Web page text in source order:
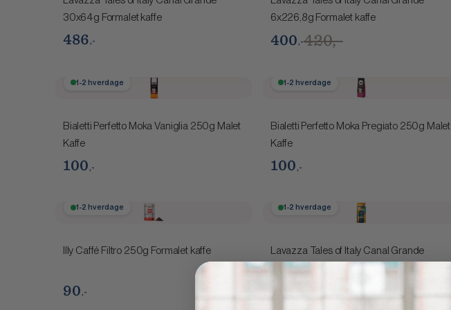
486,-
30x64g Formalet kaffe
400,-420,-
6x226,8g Formalet kaffe
1-2 hverdage
100 ,-
Bialetti Perfetto Moka Vaniglia 250g Malet
Kaffe
1-2 hverdage
100 ,-
Bialetti Perfetto Moka Pregiato 250g Malet
Kaffe
1-2 hverdage
90 ,-
Illy Caffé Filtro 250g Formalet kaffe
1-2 hverdage
Lavazza Tales of Italy Canal Grande
226,8g Formalet kaffe